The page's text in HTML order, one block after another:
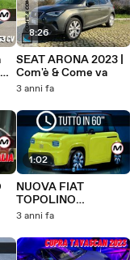
8:26
SEAT ARONA 2023 |
Com'è & Come va
3 anni fa
1:02
NUOVA FIAT
TOPOLINO
(RENDER) | Tutto in
3 anni fa